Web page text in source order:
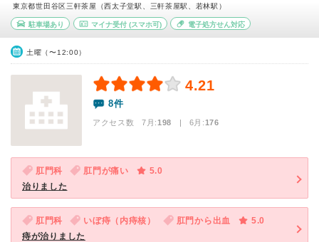
東京都世田谷区三軒茶屋（西太子堂駅、三軒茶屋駅、若林駅）
駐車場あり マイナ受付(スマホ可) 電子処方せん対応
土曜（〜12:00）
4.21
8件
アクセス数 7月:198 | 6月:176
肛門科 肛門が痛い
5.0
治りました
肛門科 いぼ痔（内痔核） 肛門から出血
5.0
痔が治りました